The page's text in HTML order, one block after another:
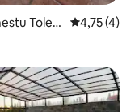
Toled
Povprečna
4,75 (4)